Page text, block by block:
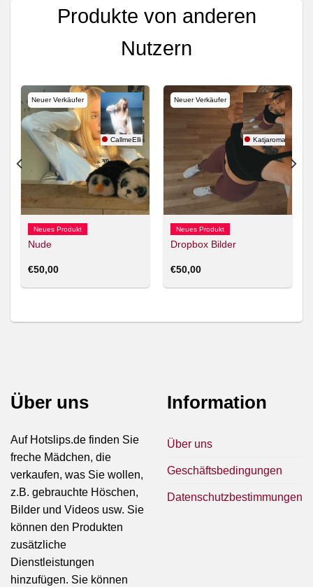
Produkte von anderen
Nutzern
Neuer Verkäufer
CallmeElli
Neues Produkt
Nude
€50,00
Neuer Verkäufer
Katjaroman
Neues Produkt
Dropbox Bilder
€50,00
Über uns
Auf Hotslips.de finden Sie
freche Mädchen, die
verkaufen, was Sie wollen,
z.B. gebrauchte Höschen,
Bilder und Videos usw. Sie
können den Produkten
zusätzliche
Dienstleistungen
hinzufügen. Sie können
Information
Über uns
Geschäftsbedingungen
Datenschutzbestimmungen